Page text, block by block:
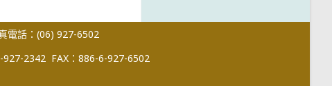
電話：(06) 927-6502
927-2342 FAX：886-6-927-6502